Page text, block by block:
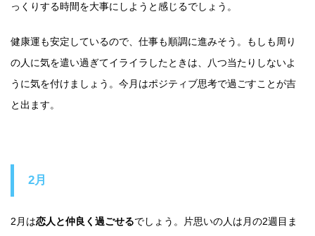
っくりする時間を大事にしようと感じるでしょう。
健康運も安定しているので、仕事も順調に進みそう。もしも周り
の人に気を遣い過ぎてイライラしたときは、八つ当たりしないよ
うに気を付けましょう。今月はポジティブ思考で過ごすことが吉
と出ます。
2月
2月は恋人と仲良く過ごせるでしょう。片思いの人は月の2週目ま